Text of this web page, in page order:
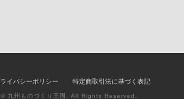
イバシーポリシー 特定商取引法に基づく表記
九州ものづくり王国. All Rights Reserved.